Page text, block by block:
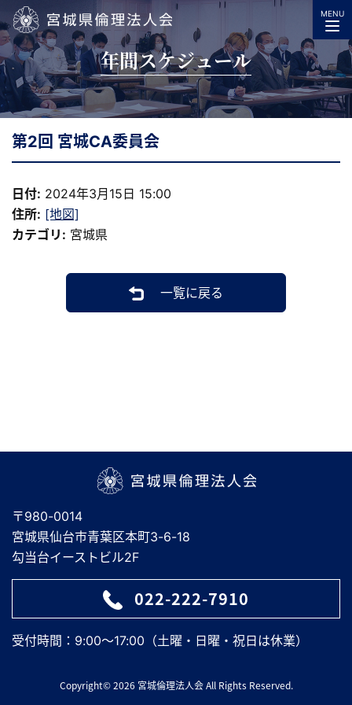
宮城県倫理法人会
MENU
年間スケジュール
第2回 宮城CA委員会
日付: 2024年3月15日 15:00
住所: [地図]
カテゴリ: 宮城県
一覧に戻る
〒980-0014
宮城県仙台市青葉区本町3-6-18
勾当台イーストビル2F
022-222-7910
受付時間：9:00～17:00（土曜・日曜・祝日は休業）
Copyright© 2026 宮城倫理法人会 All Rights Reserved.